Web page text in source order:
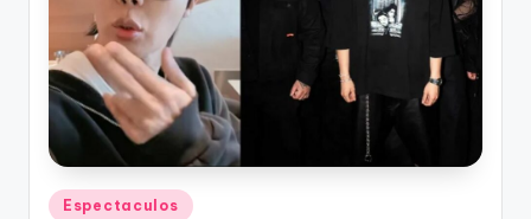
Publicado
Espectaculos